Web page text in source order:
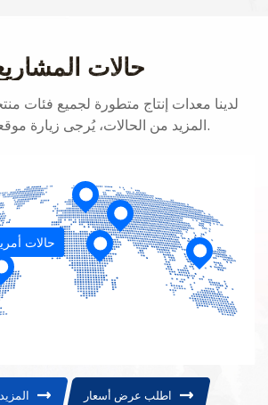
حالات
لدينا معدات إنتاج متطورة لجميع فئات
المزيد من الحالات، يُرجى زيارة موقعنا الإلكتروني.
حالات
اطلب عرض أسعار